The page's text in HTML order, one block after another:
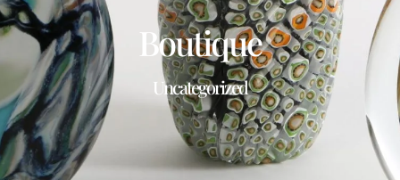
Boutique
Uncategorized